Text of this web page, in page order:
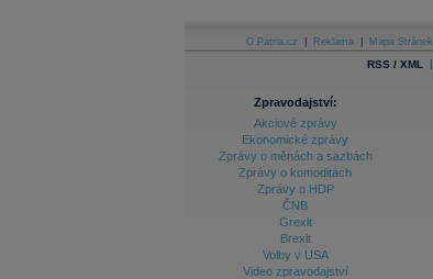
O Patria.cz Reklama Mapa Stránek
RSS / XML |
Zpravodajství:
Akciové zprávy
Ekonomické zprávy
Zprávy o měnách a sazbách
Zprávy o komoditách
Zprávy o HDP
ČNB
Grexit
Brexit
Volby v USA
Video zpravodajství